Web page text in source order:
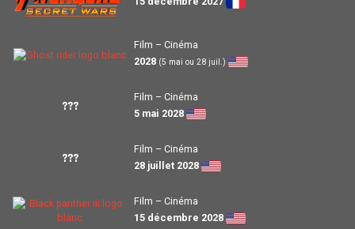
Film – Cinéma
2028 (5 mai ou 28 juil.)
???
Film – Cinéma
5 mai 2028
???
Film – Cinéma
28 juillet 2028
Film – Cinéma
15 décembre 2028